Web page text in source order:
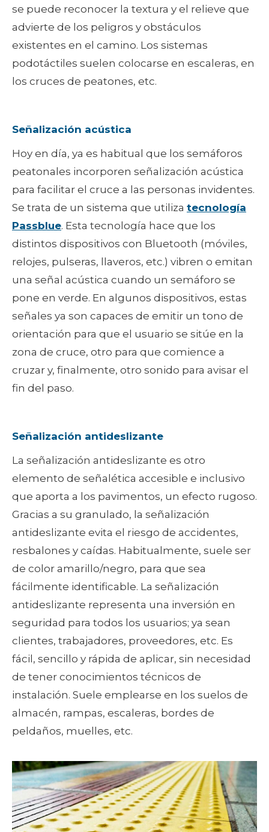
se puede reconocer la textura y el relieve que
advierte de los peligros y obstáculos
existentes en el camino. Los sistemas
podotáctiles suelen colocarse en escaleras, en
los cruces de peatones, etc.
Señalización acústica
Hoy en día, ya es habitual que los semáforos
peatonales incorporen señalización acústica
para facilitar el cruce a las personas invidentes.
Se trata de un sistema que utiliza tecnología
Passblue. Esta tecnología hace que los
distintos dispositivos con Bluetooth (móviles,
relojes, pulseras, llaveros, etc.) vibren o emitan
una señal acústica cuando un semáforo se
pone en verde. En algunos dispositivos, estas
señales ya son capaces de emitir un tono de
orientación para que el usuario se sitúe en la
zona de cruce, otro para que comience a
cruzar y, finalmente, otro sonido para avisar el
fin del paso.
Señalización antideslizante
La señalización antideslizante es otro
elemento de señalética accesible e inclusivo
que aporta a los pavimentos, un efecto rugoso.
Gracias a su granulado, la señalización
antideslizante evita el riesgo de accidentes,
resbalones y caídas. Habitualmente, suele ser
de color amarillo/negro, para que sea
fácilmente identificable. La señalización
antideslizante representa una inversión en
seguridad para todos los usuarios; ya sean
clientes, trabajadores, proveedores, etc. Es
fácil, sencillo y rápida de aplicar, sin necesidad
de tener conocimientos técnicos de
instalación. Suele emplearse en los suelos de
almacén, rampas, escaleras, bordes de
peldaños, muelles, etc.